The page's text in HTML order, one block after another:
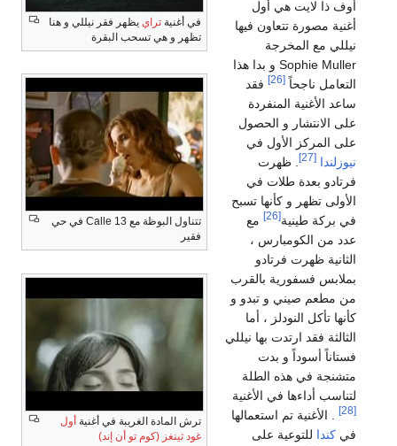
في أغنية تراي يظهر فقر نيللي و هنا
تظهر و هي تسحب البقرة
تتناول البوظة مع Calle 13 في حي
فقير
ترش المادة الغريبة في أغنية أول
غود ثينغز (كوم تو أن إند)
أوف ذا لايت هي أول
أغنية مصورة تتعاون فيها
نيللي مع المخرجة
Sophie Muller و بدا هذا
التعامل ناجحاً[26]
فقد
ساعد الأغنية المنفردة
على الانتشار و الحصول
على المركز الأول في
نيوزلندا [27]
. ظهرت
فرتادو بعدة طلات في
الأولى تظهر و كأنها تسبح
في بركة طينية[26]
مع
عدد من الكومبارس ،
الثانية ظهرت فرتادو
بملابس فسفورية بالقرب
من مطعم صيني و تبدو و
كأنها تأكل النودلز ، أما
الثالثة فقد ارتدت بها نيللي
فستاناً أسوداً و بدت
متشنجة في هذه الطلة
لتناسب أداءها في الأغنية
[28]
. الأغنية تم استعمالها
فيكندا للتوعية على